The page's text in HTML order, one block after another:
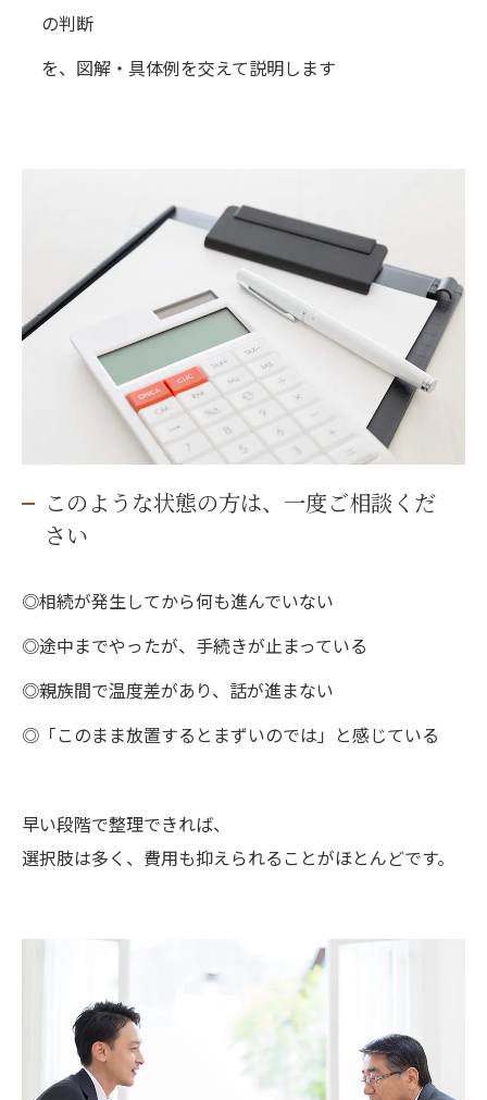
の判断
を、図解・具体例を交えて説明します
このような状態の方は、一度ご相談くだ
さい
◎相続が発生してから何も進んでいない
◎途中までやったが、手続きが止まっている
◎親族間で温度差があり、話が進まない
◎「このまま放置するとまずいのでは」と感じている
早い段階で整理できれば、
選択肢は多く、費用も抑えられることがほとんどです。